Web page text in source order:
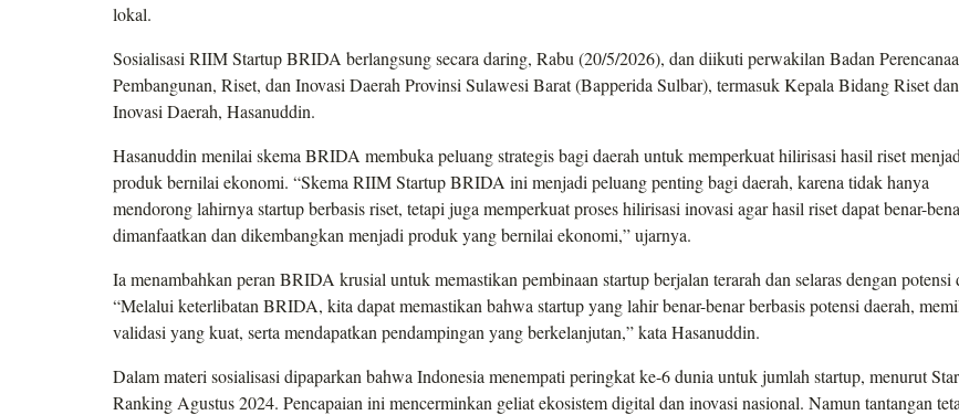
lokal.
Sosialisasi RIIM Startup BRIDA berlangsung secara daring, Rabu (20/5/2026), dan diikuti perwakilan Badan
Pembangunan, Riset, dan Inovasi Daerah Provinsi Sulawesi Barat (Bapperida Sulbar), termasuk Kepala Bidang Riset dan
Inovasi Daerah, Hasanuddin.
Hasanuddin menilai skema BRIDA membuka peluang strategis bagi daerah untuk memperkuat hilirisasi hasil riset
produk bernilai ekonomi. “Skema RIIM Startup BRIDA ini menjadi peluang penting bagi daerah, karena tidak hanya
mendorong lahirnya startup berbasis riset, tetapi juga memperkuat proses hilirisasi inovasi agar hasil riset dapat benar-
dimanfaatkan dan dikembangkan menjadi produk yang bernilai ekonomi,” ujarnya.
Ia menambahkan peran BRIDA krusial untuk memastikan pembinaan startup berjalan terarah dan selaras dengan potensi
“Melalui keterlibatan BRIDA, kita dapat memastikan bahwa startup yang lahir benar-benar berbasis potensi daerah,
validasi yang kuat, serta mendapatkan pendampingan yang berkelanjutan,” kata Hasanuddin.
Dalam materi sosialisasi dipaparkan bahwa Indonesia menempati peringkat ke-6 dunia untuk jumlah startup, menurut
Ranking Agustus 2024. Pencapaian ini mencerminkan geliat ekosistem digital dan inovasi nasional. Namun tantangan